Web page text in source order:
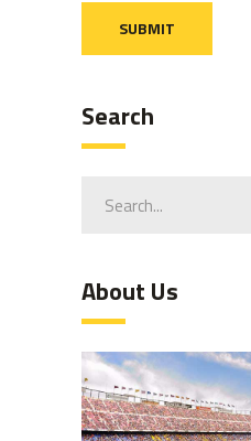
Search
About Us